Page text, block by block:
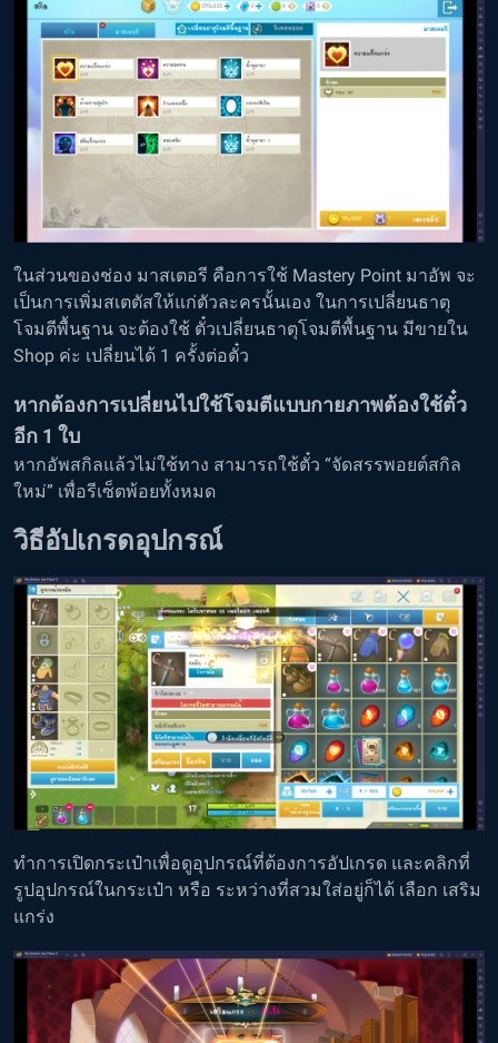
ในส่วนของช่อง มาสเตอรี คือการใช้ Mastery Point มาอัพ จะ
เป็นการเพิ่มสเตตัสให้แก่ตัวละครนั้นเอง ในการเปลี่ยนธาตุ
โจมตีพื้นฐาน จะต้องใช้ ตั๋วเปลี่ยนธาตุโจมตีพื้นฐาน มีขายใน
Shop ค่ะ เปลี่ยนได้ 1 ครั้งต่อตั๋ว
หากต้องการเปลี่ยนไปใช้โจมตีแบบกายภาพต้องใช้ตั๋ว
อีก 1 ใบ
หากอัพสกิลแล้วไม่ใช้ทาง สามารถใช้ตั๋ว “จัดสรรพอยต์สกิล
ใหม่” เพื่อรีเซ็ตพ้อยทั้งหมด
วิธีอัปเกรดอุปกรณ์
ทำการเปิดกระเป๋าเพื่อดูอุปกรณ์ที่ต้องการอัปเกรด และคลิกที่
รูปอุปกรณ์ในกระเป๋า หรือ ระหว่างที่สวมใส่อยู่ก็ได้ เลือก เสริม
แกร่ง